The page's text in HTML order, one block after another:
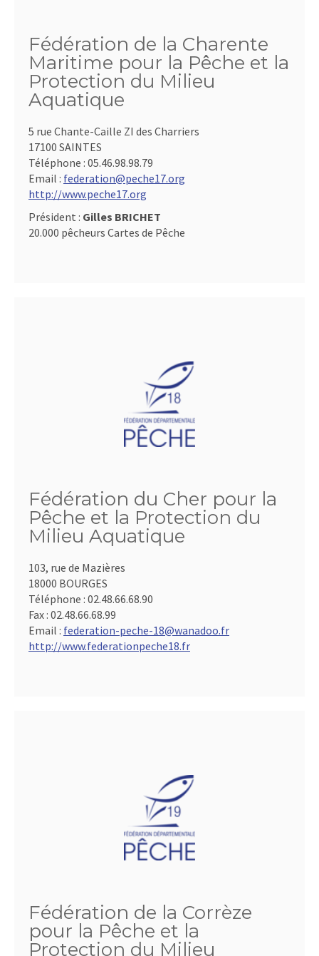
Fédération de la Charente
Maritime pour la Pêche et la
Protection du Milieu
Aquatique
5 rue Chante-Caille ZI des Charriers
17100 SAINTES
Téléphone : 05.46.98.98.79
Email : federation@peche17.org
http://www.peche17.org
Président : Gilles BRICHET
20.000 pêcheurs Cartes de Pêche
Fédération du Cher pour la
Pêche et la Protection du
Milieu Aquatique
103, rue de Mazières
18000 BOURGES
Téléphone : 02.48.66.68.90
Fax : 02.48.66.68.99
Email : federation-peche-18@wanadoo.fr
http://www.federationpeche18.fr
Fédération de la Corrèze
pour la Pêche et la
Protection du Milieu